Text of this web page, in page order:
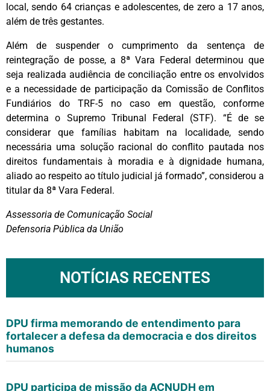
local, sendo 64 crianças e adolescentes, de zero a 17 anos,
além de três gestantes.
Além de suspender o cumprimento da sentença de
reintegração de posse, a 8ª Vara Federal determinou que
seja realizada audiência de conciliação entre os envolvidos
e a necessidade de participação da Comissão de Conflitos
Fundiários do TRF-5 no caso em questão, conforme
determina o Supremo Tribunal Federal (STF). “É de se
considerar que famílias habitam na localidade, sendo
necessária uma solução racional do conflito pautada nos
direitos fundamentais à moradia e à dignidade humana,
aliado ao respeito ao título judicial já formado”, considerou a
titular da 8ª Vara Federal.
Assessoria de Comunicação Social
Defensoria Pública da União
NOTÍCIAS RECENTES
DPU firma memorando de entendimento para
fortalecer a defesa da democracia e dos direitos
humanos
DPU participa de missão da ACNUDH em